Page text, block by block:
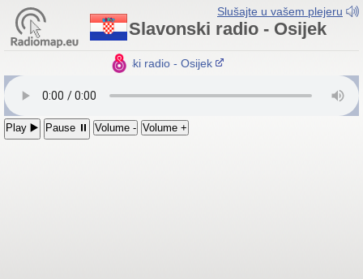
Slušajte u vašem plejeru
Slavonski radio - Osijek
Slavonski radio - Osijek
Play ▶️ Pause ⏸ Volume - Volume +